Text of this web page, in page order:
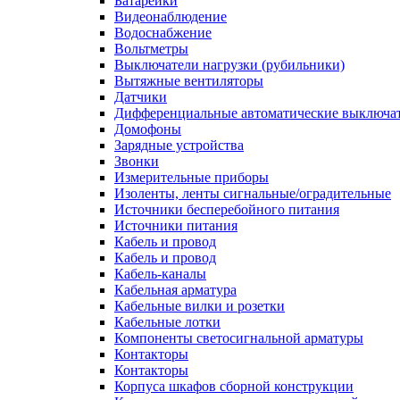
Видеонаблюдение
Водоснабжение
Вольтметры
Выключатели нагрузки (рубильники)
Вытяжные вентиляторы
Датчики
Дифференциальные автоматические
Домофоны
Зарядные устройства
Звонки
Измерительные приборы
Изоленты, ленты сигнальные/оградительные
Источники бесперебойного питания
Источники питания
Кабель и провод
Кабель и провод
Кабель-каналы
Кабельная арматура
Кабельные вилки и розетки
Кабельные лотки
Компоненты светосигнальной арматуры
Контакторы
Контакторы
Корпуса шкафов сборной конструкции